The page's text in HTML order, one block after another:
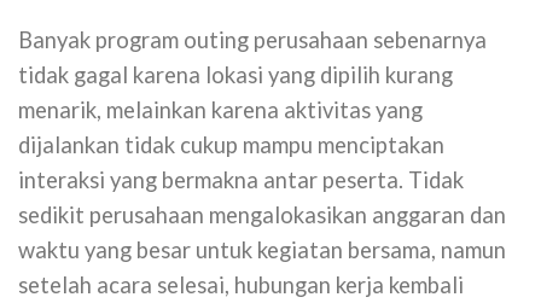
Banyak program outing perusahaan sebenarnya
tidak gagal karena lokasi yang dipilih kurang
menarik, melainkan karena aktivitas yang
dijalankan tidak cukup mampu menciptakan
interaksi yang bermakna antar peserta. Tidak
sedikit perusahaan mengalokasikan anggaran dan
waktu yang besar untuk kegiatan bersama, namun
setelah acara selesai, hubungan kerja kembali